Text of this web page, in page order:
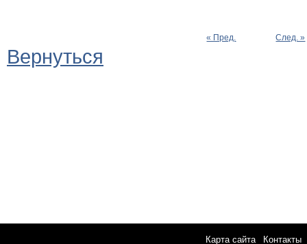
« Пред. След. »
Вернуться
Карта сайта| Контакты